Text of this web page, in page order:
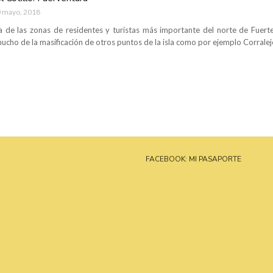
mayo, 2018
de las zonas de residentes y turistas más importante del norte de
de la masificación de otros puntos de la isla como por ejemplo
FACEBOOK: MI PASAPORTE